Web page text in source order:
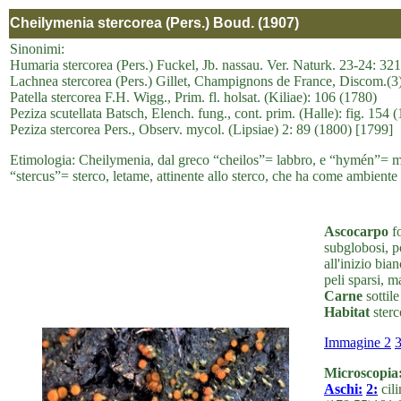
Cheilymenia stercorea (Pers.) Boud. (1907)
Sinonimi:
Humaria stercorea (Pers.) Fuckel, Jb. nassau. Ver. Naturk. 23-24:
Lachnea stercorea (Pers.) Gillet, Champignons de France,
Patella stercorea F.H. Wigg., Prim. fl. holsat. (Kiliae): 106 (1780)
Peziza scutellata Batsch, Elench. fung., cont. prim. (Halle): fig. 154
Peziza stercorea Pers., Observ. mycol. (Lipsiae) 2: 89 (1800) [1799]
Etimologia: Cheilymenia, dal greco “cheilos”= labbro, e “hymén”=
“stercus”= sterco, letame, attinente allo sterco, che ha come
Ascocarpo
subglobosi,
all'inizio
peli sparsi,
Carne
Habitat
Immagine 2 3
Aschi: 2: